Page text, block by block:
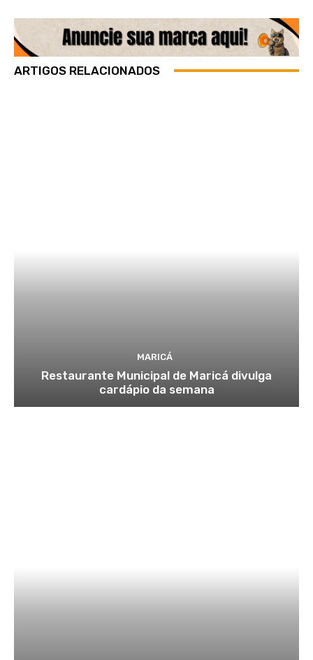
ARTIGOS RELACIONADOS
MARICÁ
Restaurante Municipal de Maricá divulga
cardápio da semana